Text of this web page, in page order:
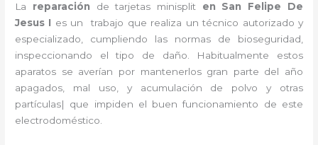
La reparación de tarjetas minisplit en San Felipe De
Jesus I es un
trabajo que realiza un técnico autorizado y
especializado, cumpliendo las normas de bioseguridad,
inspeccionando el tipo de daño. Habitualmente estos
aparatos se averían por mantenerlos gran parte del año
apagados, mal uso, y acumulación de polvo y otras
partículas| que impiden el buen funcionamiento de este
electrodoméstico.